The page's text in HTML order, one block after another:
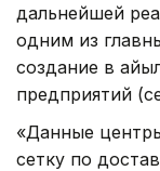
дальнейшей
одним из
создание в
предприятий
«Данные
сетку по